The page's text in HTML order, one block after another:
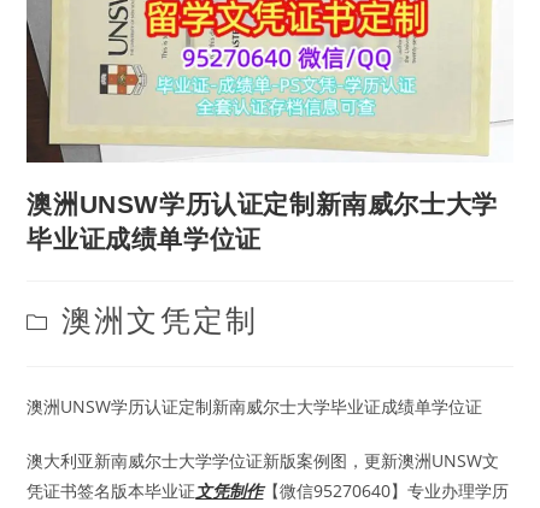
澳洲UNSW学历认证定制新南威尔士大学
毕业证成绩单学位证
Post
category:
澳洲文凭定制
澳洲UNSW学历认证定制新南威尔士大学毕业证成绩单学位证
澳大利亚新南威尔士大学学位证新版案例图，更新澳洲UNSW文
凭证书签名版本毕业证文凭制作【微信95270640】专业办理学历